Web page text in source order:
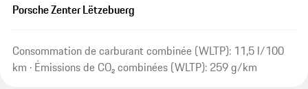
Porsche Zenter Lëtzebuerg
Consommation de carburant combinée (WLTP): 11,5 l/100
km · Émissions de CO₂ combinées (WLTP): 259 g/km